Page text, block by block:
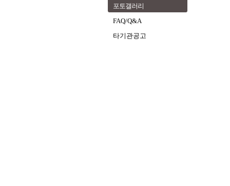
포토갤러리
FAQ/Q&A
타기관공고